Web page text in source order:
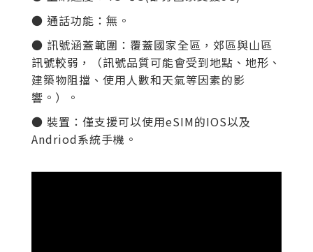
● 通話功能：無。
● 訊號涵蓋範圍：覆蓋國家全區 ，郊區與山區
訊號較弱，（訊號品質可能會受到地點、地形、
建築物阻擋、使用人數和天氣等因素的影
響。）。
● 裝置：僅支援可以使用eSIM的IOS以及
Andriod系統手機。